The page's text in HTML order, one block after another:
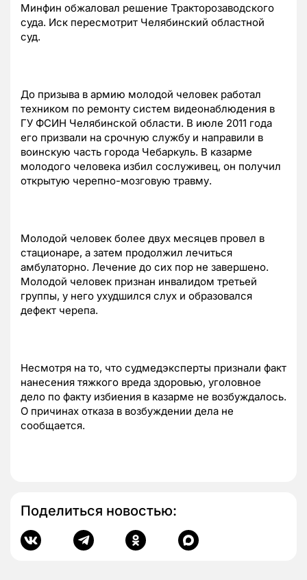
Минфин обжаловал решение Тракторозаводского
суда. Иск пересмотрит Челябинский областной
суд.
До призыва в армию молодой человек работал
техником по ремонту систем видеонаблюдения в
ГУ ФСИН Челябинской области. В июле 2011 года
его призвали на срочную службу и направили в
воинскую часть города Чебаркуль. В казарме
молодого человека избил сослуживец, он получил
открытую черепно-мозговую травму.
Молодой человек более двух месяцев провел в
стационаре, а затем продолжил лечиться
амбулаторно. Лечение до сих пор не завершено.
Молодой человек признан инвалидом третьей
группы, у него ухудшился слух и образовался
дефект черепа.
Несмотря на то, что судмедэксперты признали факт
нанесения тяжкого вреда здоровью, уголовное
дело по факту избиения в казарме не возбуждалось.
О причинах отказа в возбуждении дела не
сообщается.
Поделиться новостью: